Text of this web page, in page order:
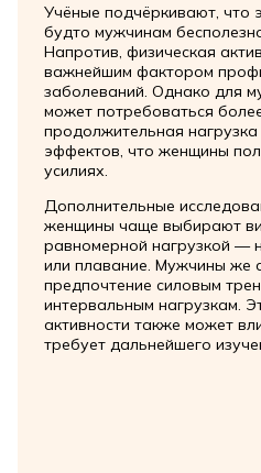
Учёные подчёркивают, что
будто мужчинам
Напротив, физическая
важнейшим фактором
заболеваний. Однако для
может потребоваться
продолжительная
эффектов, что женщины
усилиях.
Дополнительные
женщины чаще выбирают
равномерной нагрузкой —
или плавание. Мужчины же
предпочтение силовым
интервальным нагрузкам.
активности также может
требует дальнейшего